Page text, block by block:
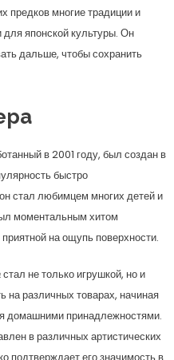
предков многие традиции и
японской культуры. Он
дальше, чтобы сохранить
в 2001 году, был создан в
быстро
стал любимцем многих детей и
моментальным хитом
на ощупь поверхности.
стал не только игрушкой, но и
различных товарах, начиная
домашними принадлежностями.
в различных артистических